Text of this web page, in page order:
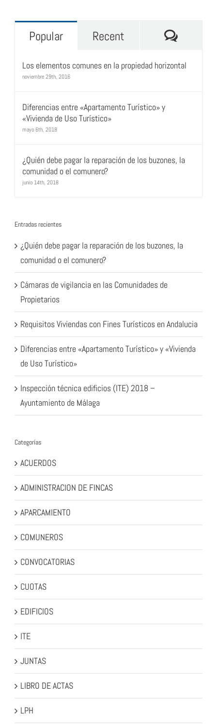
Popular Recent
Los elementos comunes en la propiedad horizontal
noviembre 29th, 2016
Diferencias entre «Apartamento Turístico» y
«Vivienda de Uso Turístico»
mayo 6th, 2018
¿Quién debe pagar la reparación de los buzones, la
comunidad o el comunero?
junio 14th, 2018
Entradas recientes
¿Quién debe pagar la reparación de los buzones, la
comunidad o el comunero?
Cámaras de vigilancia en las Comunidades de
Propietarios
Requisitos Viviendas con Fines Turísticos en Andalucia
Diferencias entre «Apartamento Turístico» y «Vivienda
de Uso Turístico»
Inspección técnica edificios (ITE) 2018 –
Ayuntamiento de Málaga
Categorías
ACUERDOS
ADMINISTRACION DE FINCAS
APARCAMIENTO
COMUNEROS
CONVOCATORIAS
CUOTAS
EDIFICIOS
ITE
JUNTAS
LIBRO DE ACTAS
LPH